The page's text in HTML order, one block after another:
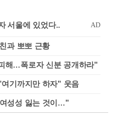
과 뽀뽀 근황
해…폭로자 신분 공개하라"
기까지만 하자" 웃음
성성 잃는 것이…"